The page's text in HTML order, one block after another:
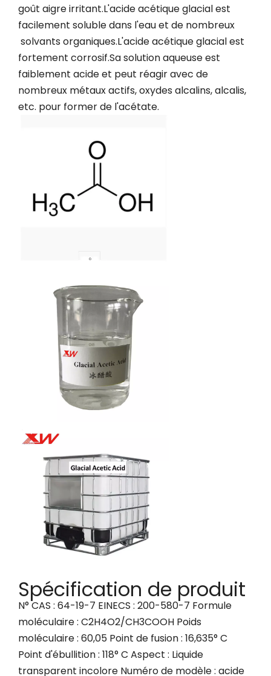
goût aigre irritant.L'acide acétique glacial est
facilement soluble dans l'eau et de nombreux
solvants organiques.L'acide acétique glacial est
fortement corrosif.Sa solution aqueuse est
faiblement acide et peut réagir avec de
nombreux métaux actifs, oxydes alcalins, alcalis,
etc. pour former de l'acétate.
Spécification de produit
N° CAS : 64-19-7 EINECS : 200-580-7 Formule
moléculaire : C2H4O2/CH3COOH Poids
moléculaire : 60,05 Point de fusion : 16,635° C
Point d'ébullition : 118° C Aspect : Liquide
transparent incolore Numéro de modèle : acide